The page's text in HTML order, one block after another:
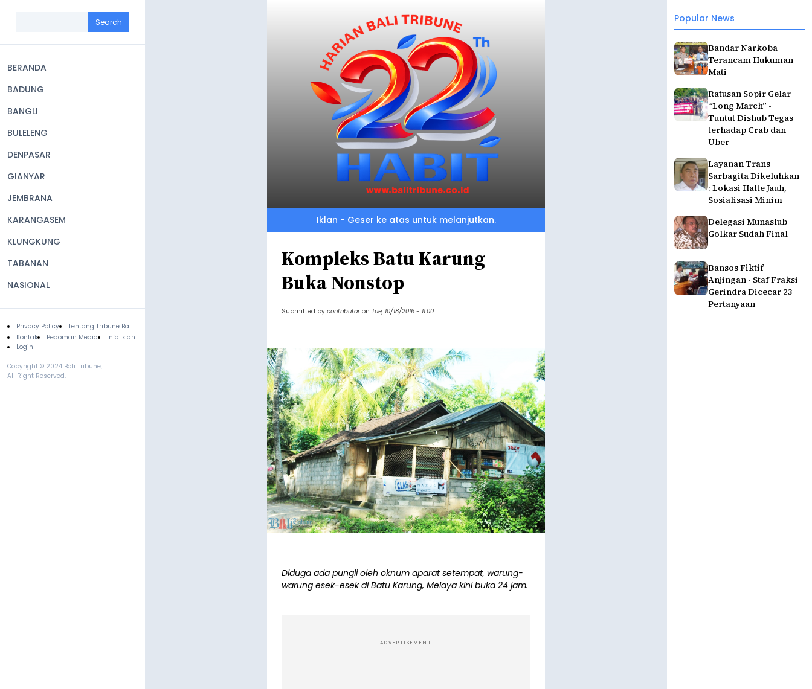
navigation
BERANDA
BADUNG
BANGLI
BULELENG
DENPASAR
GIANYAR
JEMBRANA
KARANGASEM
KLUNGKUNG
TABANAN
NASIONAL
Footer
Privacy Policy
Tentang Tribune Bali
Kontak
Pedoman Media
Info Iklan
Login
Copyright © 2024 Bali Tribune,
All Right Reserved.
Popular News
Bandar Narkoba
Terancam Hukuman
Mati
Ratusan Sopir Gelar
“Long March” -
Tuntut Dishub Tegas
terhadap Crab dan
Uber
Layanan Trans
Sarbagita Dikeluhkan
: Lokasi Halte Jauh,
Sosialisasi Minim
Delegasi Munaslub
Golkar Sudah Final
Bansos Fiktif
Anjingan - Staf Fraksi
Gerindra Dicecar 23
Pertanyaan
Iklan - Geser ke atas untuk melanjutkan.
Kompleks Batu Karung
Buka Nonstop
Submitted by contributor on Tue, 10/18/2016 - 11:00
Diduga ada pungli oleh oknum aparat setempat, warung-
warung esek-esek di Batu Karung, Melaya kini buka 24 jam.
ADVERTISEMENT